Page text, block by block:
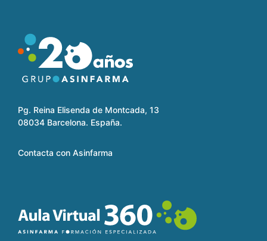
Pg. Reina Elisenda de Montcada, 13
08034 Barcelona. España.
Contacta con Asinfarma